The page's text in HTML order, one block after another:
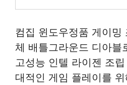
컴집 윈도우정품 게이밍
체 배틀그라운드 디아블
고성능 인텔 라이젠 조
대적인 게임 플레이를